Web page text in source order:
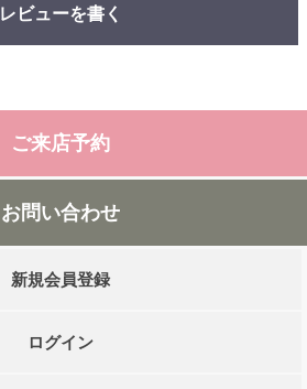
レビューを書く
ご来店予約
お問い合わせ
新規会員登録
ログイン